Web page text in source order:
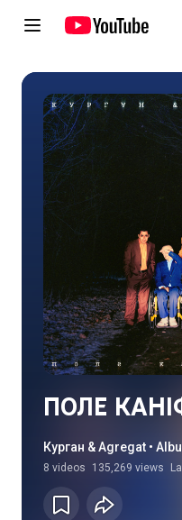
ПОЛЕ
Курган & Agregat •
8 videos 135,269 views